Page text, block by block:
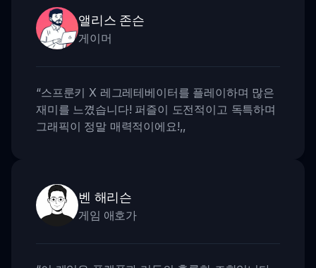
앨리스 존슨
게이머
“스프룬키 X 레그레테베이터를 플레이하며 많은
재미를 느꼈습니다! 퍼즐이 도전적이고 독특하며
그래픽이 정말 매력적이에요!,,
벤 해리슨
게임 애호가